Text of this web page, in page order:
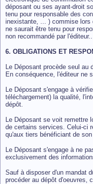
déposant ou ses ayant-droit
tenu pour responsable des
inexistante, ... ) commise lors
ne saurait être tenu pour
non recommandé par l'éditeur..
6. OBLIGATIONS ET
Le Déposant procède seul
En conséquence, l'éditeur ne
Le Déposant s'engage à
téléchargement) la qualité,
dépôt.
Le Déposant se voit remettre
de certains services. Celui-ci
qu'aux tiers bénéficiant de
Le Déposant s'engage à ne
exclusivement des
Sauf à disposer d'un mandat
procéder au dépôt d'oeuvres,